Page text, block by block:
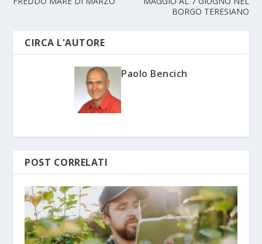
BORGO TERESIANO
CIRCA L'AUTORE
Paolo Bencich
POST CORRELATI